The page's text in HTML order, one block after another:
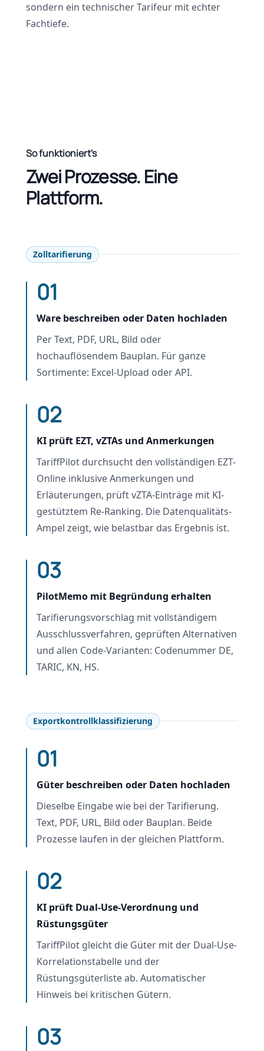
sondern ein technischer Tarifeur mit echter
Fachtiefe.
So funktioniert's
Zwei Prozesse. Eine
Plattform.
Zolltarifierung
01
Ware beschreiben oder Daten hochladen
Per Text, PDF, URL, Bild oder
hochauflösendem Bauplan. Für ganze
Sortimente: Excel-Upload oder API.
02
KI prüft EZT, vZTAs und Anmerkungen
TariffPilot durchsucht den vollständigen EZT-
Online inklusive Anmerkungen und
Erläuterungen, prüft vZTA-Einträge mit KI-
gestütztem Re-Ranking. Die Datenqualitäts-
Ampel zeigt, wie belastbar das Ergebnis ist.
03
PilotMemo mit Begründung erhalten
Tarifierungsvorschlag mit vollständigem
Ausschlussverfahren, geprüften Alternativen
und allen Code-Varianten: Codenummer DE,
TARIC, KN, HS.
Exportkontrollklassifizierung
01
Güter beschreiben oder Daten hochladen
Dieselbe Eingabe wie bei der Tarifierung.
Text, PDF, URL, Bild oder Bauplan. Beide
Prozesse laufen in der gleichen Plattform.
02
KI prüft Dual-Use-Verordnung und
Rüstungsgüter
TariffPilot gleicht die Güter mit der Dual-Use-
Korrelationstabelle und der
Rüstungsgüterliste ab. Automatischer
Hinweis bei kritischen Gütern.
03